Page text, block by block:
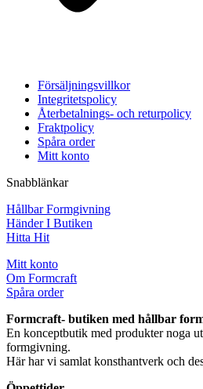
Försäljningsvillkor
Integritetspolicy
Återbetalnings- och returpolicy
Fraktpolicy
Spåra order
Mitt konto
Snabblänkar
Hållbar Formgivning
Händer I Butiken
Hitta Hit
Mitt konto
Om Formcraft
Spåra order
Formcraft- butiken med hållbar
En konceptbutik med produkter noga
formgivning.
Här har vi samlat konsthantverk och